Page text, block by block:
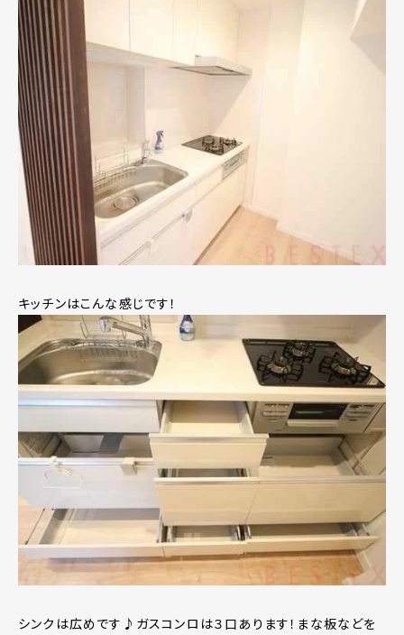
キッチンはこんな感じです！
シンクは広めです♪ガスコンロは３口あります！まな板などを